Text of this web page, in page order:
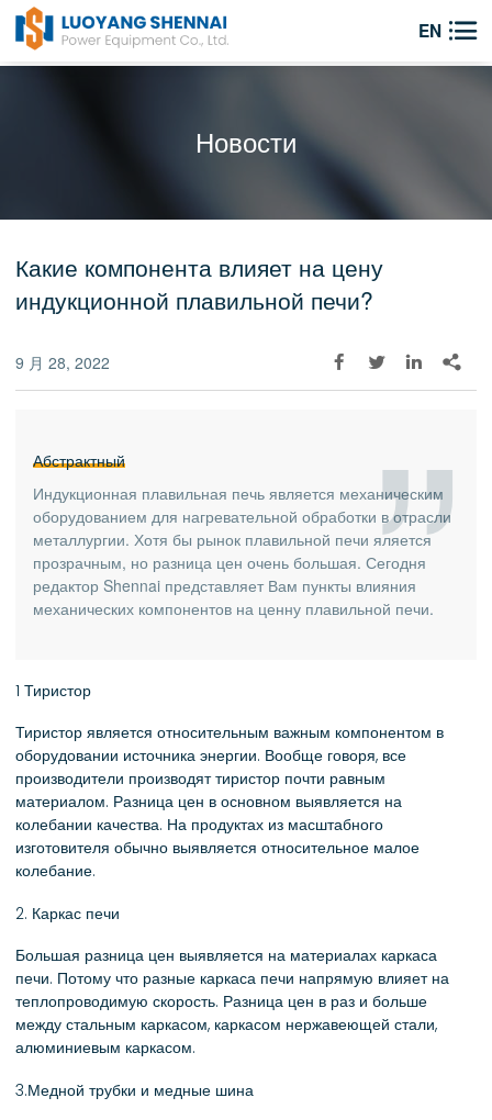
EN 
Новости
Какие компонента влияет на цену
индукционной плавильной печи?
9 月 28, 2022    
Абстрактный
Индукционная плавильная печь является механическим
оборудованием для нагревательной обработки в отрасли
металлургии. Хотя бы рынок плавильной печи яляется
прозрачным, но разница цен очень большая. Сегодня
редактор Shennai представляет Вам пункты влияния
механических компонентов на ценну плавильной печи.
1 Тиристор
Тиристор является относительным важным компонентом в
оборудовании источника энергии. Вообще говоря, все
производители производят тиристор почти равным
материалом. Разница цен в основном выявляется на
колебании качества. На продуктах из масштабного
изготовителя обычно выявляется относительное малое
колебание.
2. Каркас печи
Большая разница цен выявляется на материалах каркаса
печи. Потому что разные каркаса печи напрямую влияет на
теплопроводимую скорость. Разница цен в раз и больше
между стальным каркасом, каркасом нержавеющей стали,
алюминиевым каркасом.
3.Медной трубки и медные шина